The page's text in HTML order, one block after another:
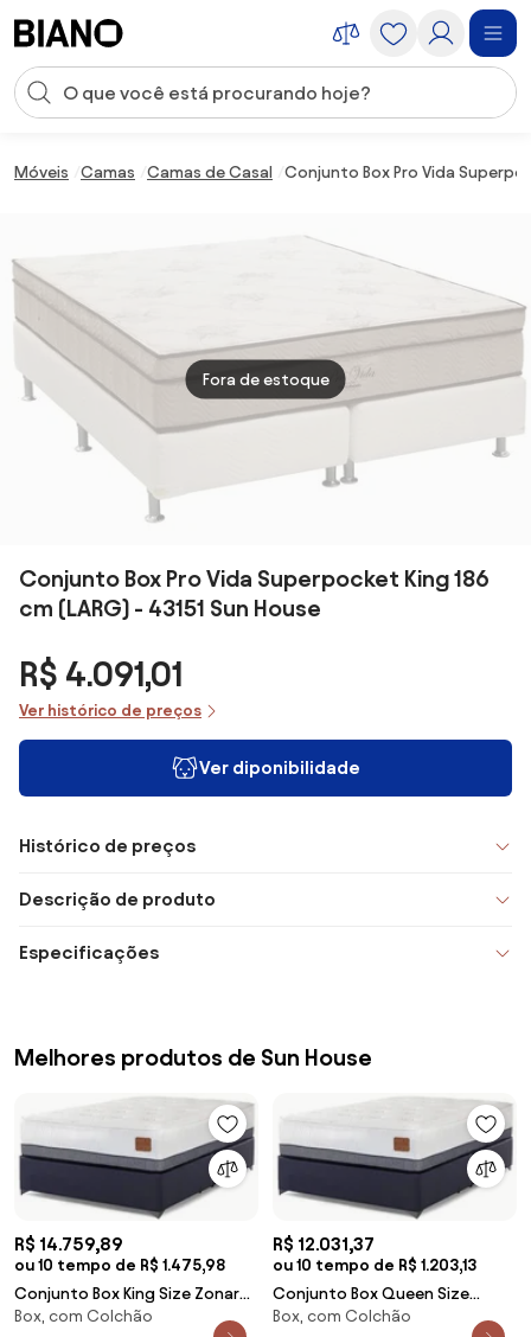
Entrada de pesquisa
Móveis Camas Camas de Casal Conjunto Box Pro Vida
Fora de estoque
Conjunto Box Pro Vida Superpocket King 186
cm (LARG) - 43151 Sun House
R$ 4.091,01
Ver histórico de preços
Ver diponibilidade
Histórico de preços
Descrição de produto
Especificações
Melhores produtos de Sun House
R$ 14.759,89
ou 10 tempo de R$ 1.475,98
Conjunto Box King Size Zonare
One Side Pillow Top Base
Box, com Colchão
R$ 12.031,37
ou 10 tempo de R$ 1.203,13
Conjunto Box Queen Size
Zonare One Side Pillow Top
Box, com Colchão